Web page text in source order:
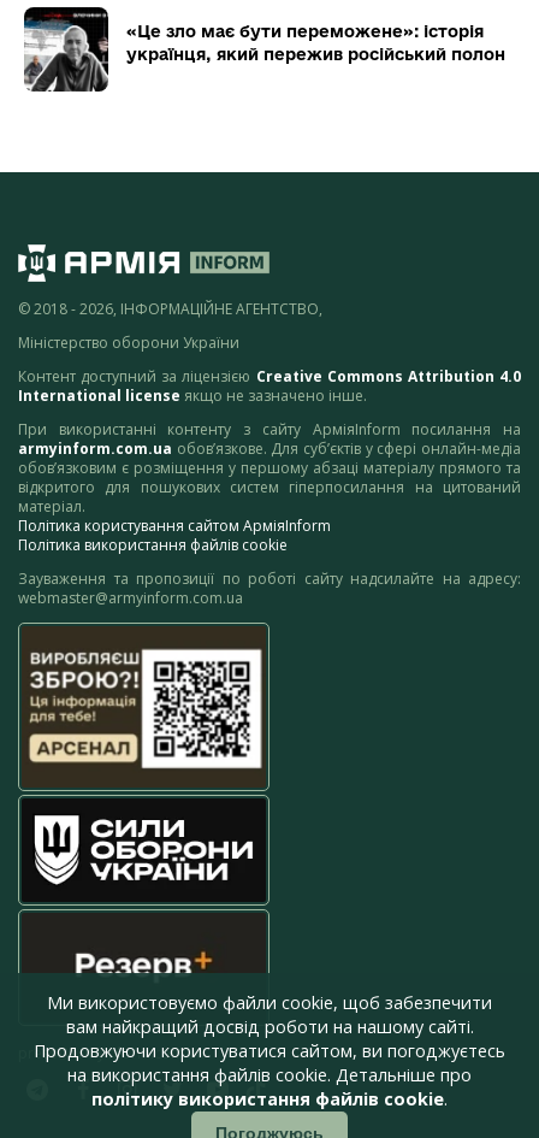
«Це зло має бути переможене»: історія
українця, який пережив російський полон
© 2018 - 2026, ІНФОРМАЦІЙНЕ АГЕНТСТВО,
Міністерство оборони України
Контент доступний за ліцензією Creative Commons Attribution 4.0
International license якщо не зазначено інше.
При використанні контенту з сайту АрміяInform посилання на
armyinform.com.ua обов’язкове. Для суб’єктів у сфері онлайн-медіа
обов’язковим є розміщення у першому абзаці матеріалу прямого та
відкритого для пошукових систем гіперпосилання на цитований
матеріал.
Політика користування сайтом АрміяInform
Політика використання файлів cookie
Зауваження та пропозиції по роботі сайту надсилайте на адресу:
webmaster@armyinform.com.ua
press@armyinform.com.ua
Ми використовуємо файли cookie, щоб забезпечити
вам найкращий досвід роботи на нашому сайті.
Продовжуючи користуватися сайтом, ви погоджуєтесь
на використання файлів cookie. Детальніше про
політику використання файлів cookie.
Погоджуюсь